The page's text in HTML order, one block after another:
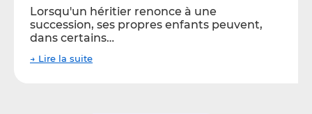
Lorsqu'un héritier renonce à une
succession, ses propres enfants peuvent,
dans certains…
→ Lire la suite